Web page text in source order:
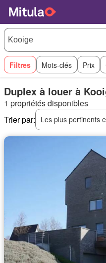
Filtres Mots-clés Prix
Duplex à louer à
1 propriétés disponibles
Trier par:
Les plus pertinents